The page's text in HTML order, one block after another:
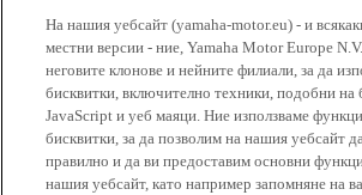
На нашия уебсайт (yamaha-motor.eu) - и
местни версии - ние, Yamaha Motor Europe
неговите клонове и нейните филиали, за да
бисквитки, включително техники, подобни на
JavaScript и уеб маяци. Ние използваме
бисквитки, за да позволим на нашия уебсайт
правилно и да ви предоставим основни
нашия уебсайт, като например запомняне на